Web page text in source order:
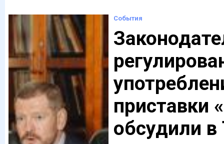
События
приставки
обсудили